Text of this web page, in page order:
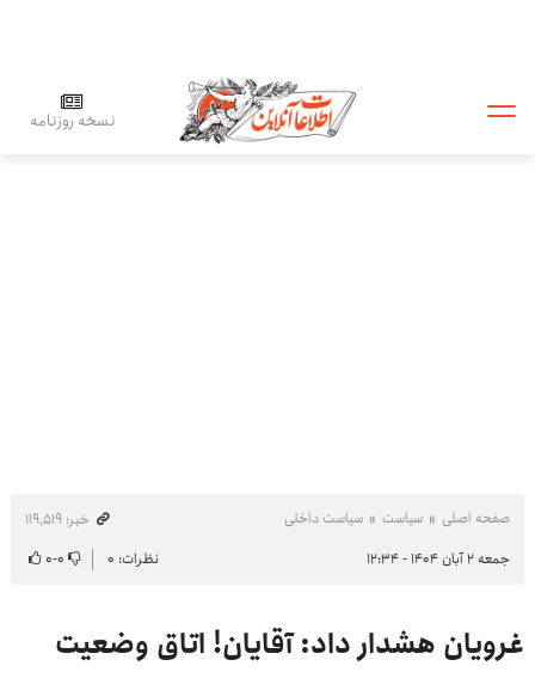
نسخه روزنامه
صفحه اصلی سیاست سیاست داخلی
خبر: ۱۱۹٬۵۱۹
جمعه ۲ آبان ۱۴۰۴ - ۱۲:۳۴
نظرات: ۰ ۰-۰
غرویان هشدار داد: آقایان! اتاق وضعیت